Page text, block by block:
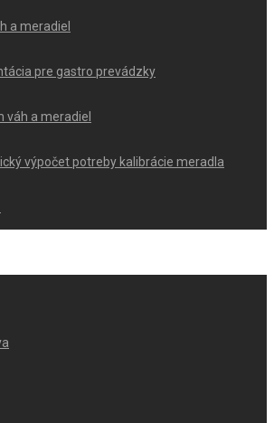
a meradiel
pre gastro prevádzky
váh a meradiel
výpočet potreby kalibrácie meradla